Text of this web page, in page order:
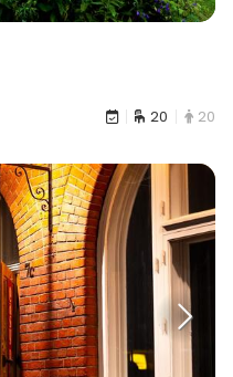
20 20